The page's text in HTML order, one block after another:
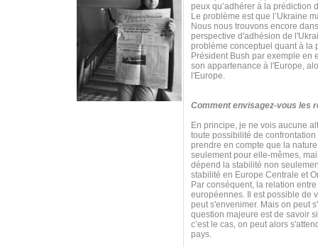
peux qu’adhérer à la prédiction
Le problème est que l’Ukraine
Nous nous trouvons encore
perspective d'adhésion de
problème conceptuel quant à la
Président Bush par exemple
son appartenance à l'Europe,
l'Europe.
Comment envisagez-vous les
En principe, je ne vois aucune
toute possibilité de
prendre en compte que la
seulement pour elle-mêmes,
dépend la stabilité non
stabilité en Europe Centrale et
Par conséquent, la relation
européennes. Il est possible de
peut s'envenimer. Mais on peut
question majeure est de savoir
c’est le cas, on peut alors
pays.